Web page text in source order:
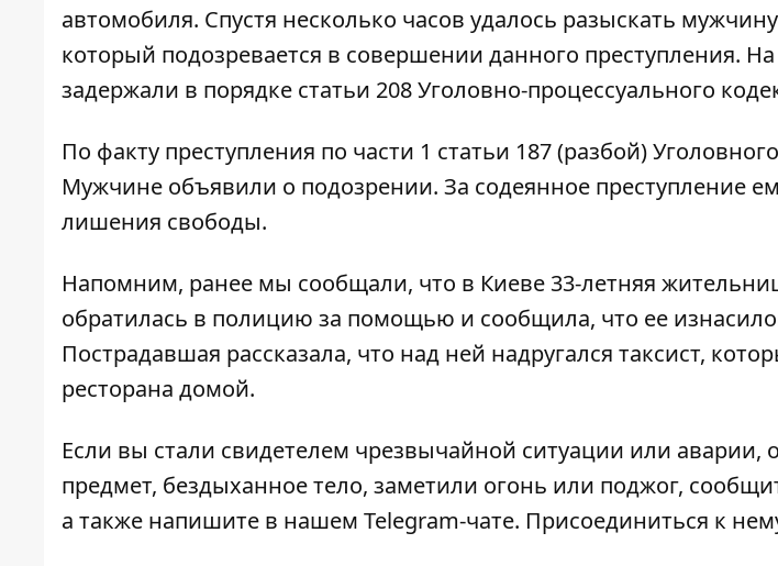
автомобиля. Спустя несколько часов удалось разыскать
который подозревается в совершении данного преступления.
задержали в порядке статьи 208 Уголовно-процессуального
По факту преступления по части 1 статьи 187 (разбой)
Мужчине объявили о подозрении. За содеянное преступление
лишения свободы.
Напомним, ранее мы сообщали, что в Киеве 33-летняя
обратилась в полицию за помощью и сообщила, что ее
Пострадавшая рассказала, что над ней надругался таксист,
ресторана домой.
Если вы стали свидетелем чрезвычайной ситуации или
предмет, бездыханное тело, заметили огонь или поджог,
а также напишите в нашем Telegram-чате. Присоединиться к